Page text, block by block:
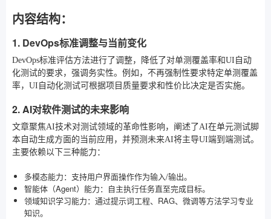
内容结构：
1. DevOps标准调整与当前变化
DevOps标准评估方法进行了调整，降低了对单测覆盖率和UI自动
化测试的要求，强调务实性。例如，不再强制性要求特定单测覆盖
率，UI自动化测试可根据项目质量要求和性价比决定是否实施。
2. AI对软件测试的未来影响
文章聚焦AI技术对测试领域的革命性影响，阐述了AI在单元测试脚
本自动生成方面的当前应用，并预测未来AI将主导UI端到端测试。
主要依赖以下三种能力：
多模态能力：支持用户界面操作作为输入/输出。
智能体（Agent）能力：自主执行任务直至完成目标。
领域知识学习能力：通过提示词工程、RAG、微调等方法学习专业
知识。